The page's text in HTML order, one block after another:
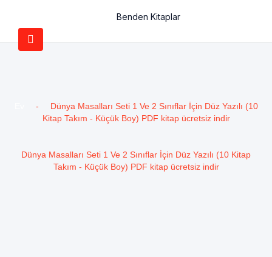
Benden Kitaplar
-
Dünya Masalları Seti 1 Ve 2 Sınıflar İçin Düz Yazılı (10
Kitap Takım - Küçük Boy) PDF kitap ücretsiz indir
Dünya Masalları Seti 1 Ve 2 Sınıflar İçin Düz Yazılı (10 Kitap
Takım - Küçük Boy) PDF kitap ücretsiz indir